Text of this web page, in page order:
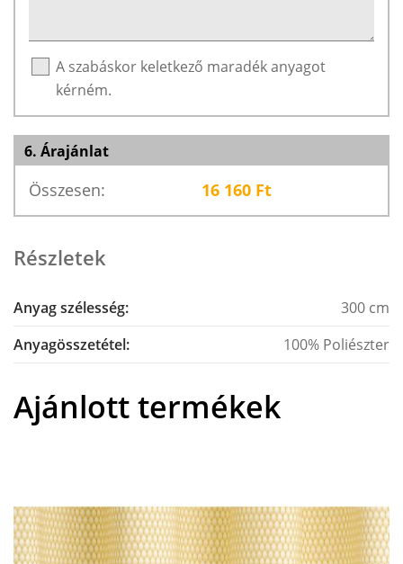
A szabáskor keletkező maradék anyagot
kérném.
6. Árajánlat
Összesen: 16 160 Ft
Részletek
Anyag szélesség:
300 cm
Anyagösszetétel:
100% Poliészter
Ajánlott termékek